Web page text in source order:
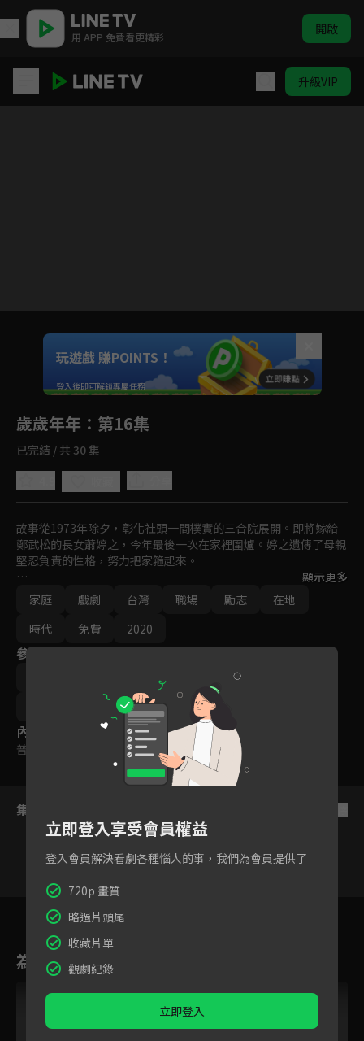
用 APP 免費看更精彩 開啟
升級VIP
Unmute
如有不便請見諒
玩遊戲 賺POINTS！
登入後即可解鎖專屬任務
歲歲年年 ：第16集
已完結 / 共 30 集
故事從1973年除夕，彰化社頭一間樸實的三合院展開。即將嫁給
鄭武松的長女蕭婷之，今年最後一次在家裡圍爐。婷之遺傳了母親
堅忍負責的性格，努力把家箍起來。
婷莉天鳴夫妻，歷經種種考驗；燕錫碧惠夫妻，攜手走過喪女之
痛；燕慧意秀夫妻的婚姻，一波數折；家族第三代，度過青春叛逆
的風暴。箍家的婷之與弟妹們相互扶持與補位，更用智慧牽引帶領
顯示更多
家庭
戲劇 台灣 職場 勵志
在地
時代
免費 2020
參與演員
兵家綺 楊忠穎
內容標籤
普遍級
集數列表
14 15
為您推薦
立即登入享受會員權益
登入會員解決看劇各種惱人的事，我們為會員提供了
720p 畫質
略過片頭尾
收藏片單
觀劇紀錄
立即登入